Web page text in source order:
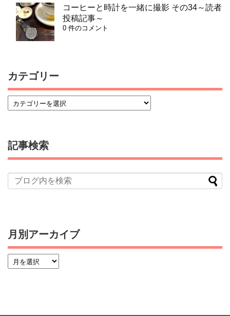
コーヒーと時計を一緒に撮影 その34～読者
投稿記事～
0 件のコメント
カテゴリー
記事検索
月別アーカイブ